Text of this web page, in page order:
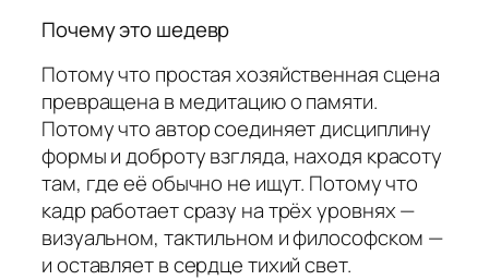
Почему это шедевр
Потому что простая хозяйственная сцена
превращена в медитацию о памяти.
Потому что автор соединяет дисциплину
формы и доброту взгляда, находя красоту
там, где её обычно не ищут. Потому что
кадр работает сразу на трёх уровнях —
визуальном, тактильном и философском —
и оставляет в сердце тихий свет.